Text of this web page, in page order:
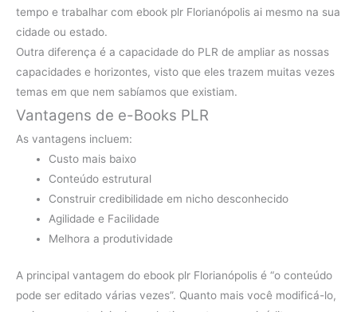
tempo e trabalhar com ebook plr Florianópolis ai mesmo na sua
cidade ou estado.
Outra diferença é a capacidade do PLR de ampliar as nossas
capacidades e horizontes, visto que eles trazem muitas vezes
temas em que nem sabíamos que existiam.
Vantagens de e-Books PLR
As vantagens incluem:
Custo mais baixo
Conteúdo estrutural
Construir credibilidade em nicho desconhecido
Agilidade e Facilidade
Melhora a produtividade
A principal vantagem do ebook plr Florianópolis é “o conteúdo
pode ser editado várias vezes”. Quanto mais você modificá-lo,